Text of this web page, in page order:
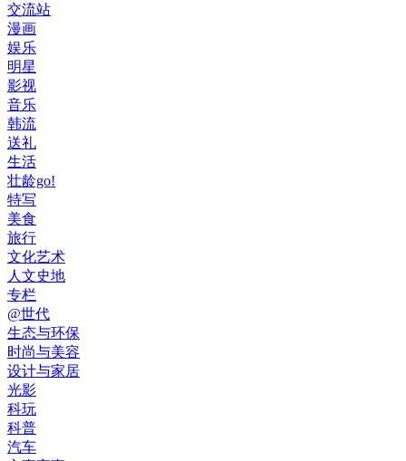
交流站
漫画
娱乐
明星
影视
音乐
韩流
送礼
生活
壮龄go!
特写
美食
旅行
文化艺术
人文史地
专栏
@世代
生态与环保
时尚与美容
设计与家居
光影
科玩
科普
汽车